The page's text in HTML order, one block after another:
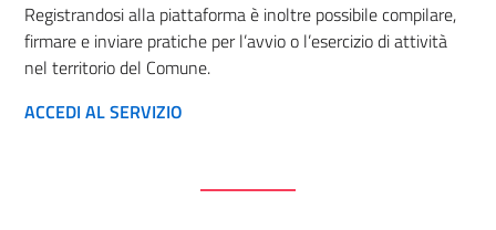
Registrandosi alla piattaforma è inoltre possibile compilare,
firmare e inviare pratiche per l’avvio o l’esercizio di attività
nel territorio del Comune.
ACCEDI AL SERVIZIO